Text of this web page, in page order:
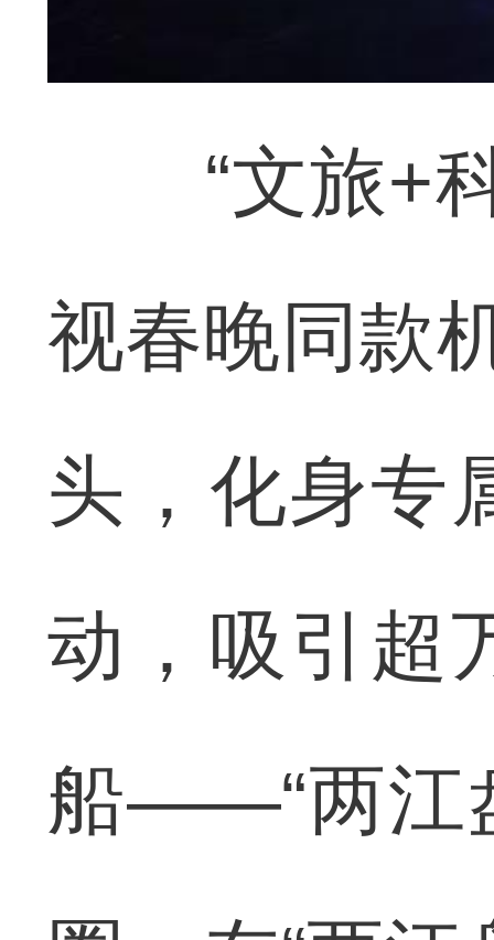
“文旅+科
视春晚同款
头，化身专
动，吸引超
船——“两江